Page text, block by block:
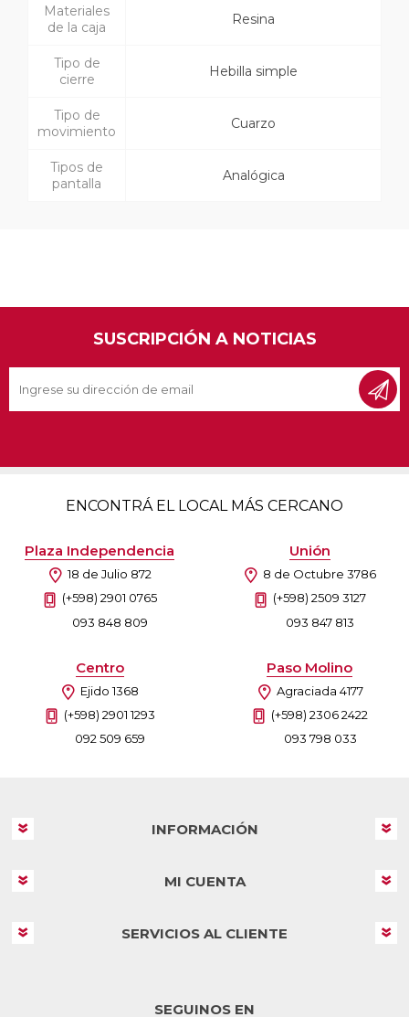
Materiales
de la caja
Resina
Tipo de
cierre
Hebilla simple
Tipo de
movimiento
Cuarzo
Tipos de
pantalla
Analógica
SUSCRIPCIÓN A NOTICIAS
ENCONTRÁ EL LOCAL MÁS CERCANO
Plaza Independencia
18 de Julio 872
(+598) 2901 0765
093 848 809
Unión
8 de Octubre 3786
(+598) 2509 3127
093 847 813
Centro
Ejido 1368
(+598) 2901 1293
092 509 659
Paso Molino
Agraciada 4177
(+598) 2306 2422
093 798 033
INFORMACIÓN
MI CUENTA
SERVICIOS AL CLIENTE
SEGUINOS EN